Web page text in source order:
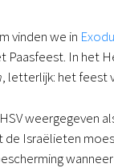
vinden we in
Paasfeest. In het
, letterlijk: het feest
weergegeven
de Israëlieten